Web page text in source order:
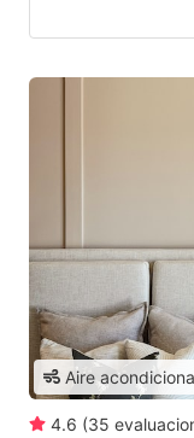
Aire
4.6 (35